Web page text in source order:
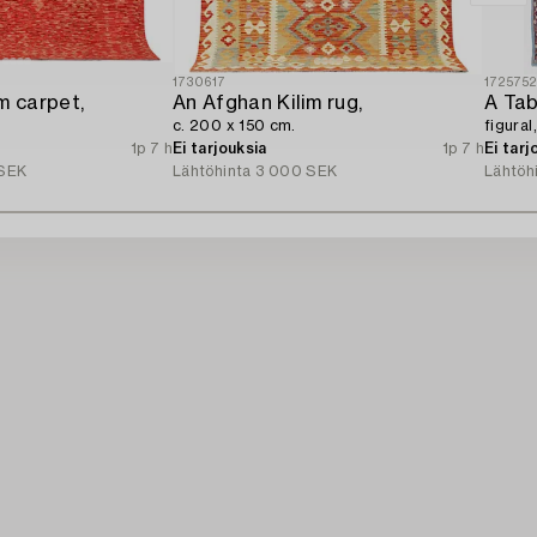
carpet,
1p 7 h
1730617
An Afghan Kilim rug,
c. 200 x 150 cm.
Ei tarjouksia
1p 7 h
Lähtöhinta 3 000 SEK
1725752
A
figural,
Ei